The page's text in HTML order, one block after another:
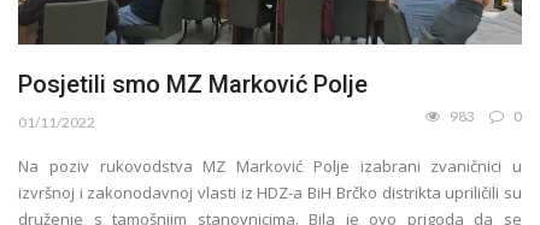
Posjetili smo MZ Marković Polje
01/11/2022 983 0
Na poziv rukovodstva MZ Marković Polje izabrani zvaničnici u
izvršnoj i zakonodavnoj vlasti iz HDZ-a BiH Brčko distrikta upriličili su
druženje s tamošnjim stanovnicima. Bila je ovo prigoda da se